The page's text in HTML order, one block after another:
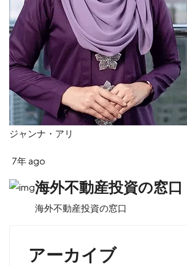
ジャンナ・アリ
7年 ago
海外不動産投資の窓口
海外不動産投資の窓口
アーカイブ